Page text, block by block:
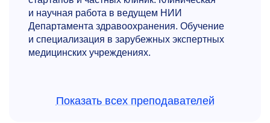
и научная работа в ведущем НИИ
Департамента здравоохранения. Обучение
и специализация в зарубежных экспертных
медицинских учреждениях.
Показать всех преподавателей